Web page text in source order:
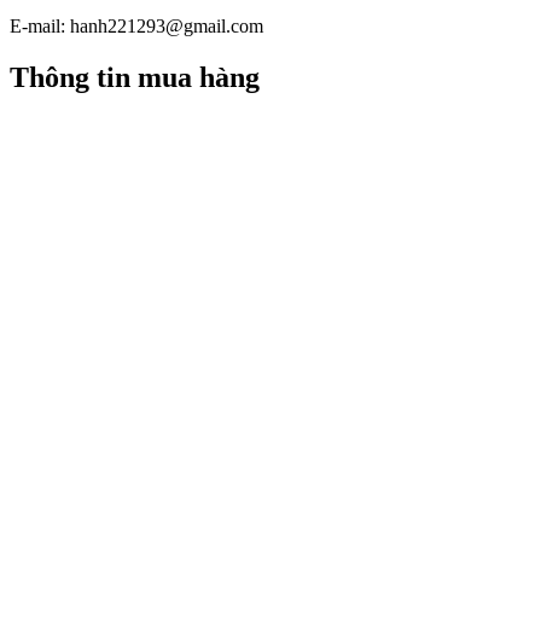
E-mail: hanh221293@gmail.com
Thông tin mua hàng